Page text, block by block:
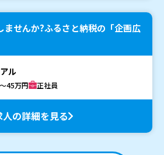
ませんか?ふるさと納税の「企画広
ル
45万円 正社員
人の詳細を見る